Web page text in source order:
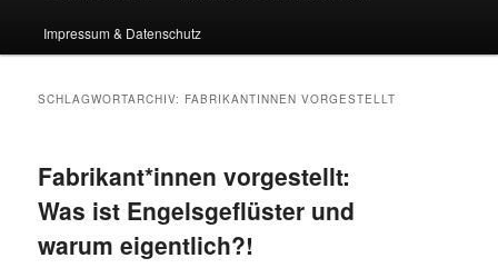
Impressum & Datenschutz
SCHLAGWORTARCHIV: FABRIKANTINNEN VORGESTELLT
Fabrikant*innen vorgestellt:
Was ist Engelsgeflüster und
warum eigentlich?!